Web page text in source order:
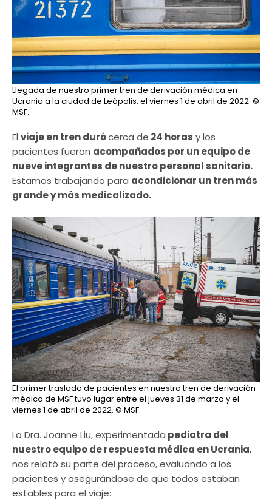
Llegada de nuestro primer tren de derivación médica en
Ucrania a la ciudad de Leópolis, el viernes 1 de abril de 2022. ©
MSF.
El viaje en tren durócerca de 24 horas y los
pacientes fueron acompañados por un equipo de
nueve integrantes de nuestro personal sanitario.
Estamos trabajando para acondicionar un tren más
grande y más medicalizado.
El primer traslado de pacientes en nuestro tren de derivación
médica de MSF tuvo lugar entre el jueves 31 de marzo y el
viernes 1 de abril de 2022. © MSF.
La Dra. Joanne Liu, experimentada pediatra del
nuestro equipo de respuesta médica en Ucrania,
nos relató su parte del proceso, evaluando a los
pacientes y asegurándose de que todos estaban
estables para el viaje: